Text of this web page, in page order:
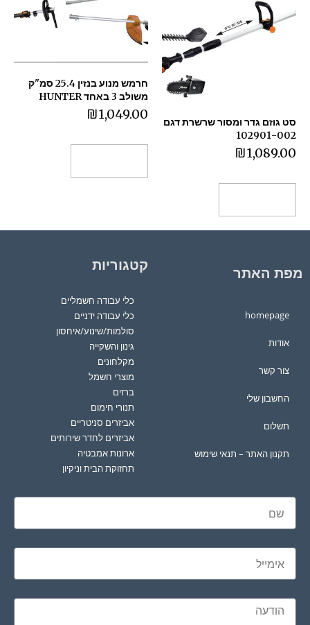
סט גוזם גדר ומסור שרשרת דגם
102901-002
₪1,089.00
חרמש מנוע בנזין 25.4 סמ"ק
משולב 3 באחד HUNTER
₪1,049.00
מפת האתר
homepage
אודות
צור קשר
החשבון שלי
תשלום
תקנון האתר – תנאי שימוש
קטגוריות
כלי עבודה חשמליים
כלי עבודה ידניים
סולמות/שינוע/איחסון
גינון והשקייה
מקלחונים
מוצרי חשמל
ברזים
תנורי חימום
אביזרים סניטריים
אביזרים לחדר שירותים
ארונות אמבטיה
תחזוקת הבית וניקיון